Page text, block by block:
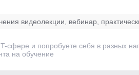
видеолекции, вебинар,
сфере и попробуете себя в разных
на обучение